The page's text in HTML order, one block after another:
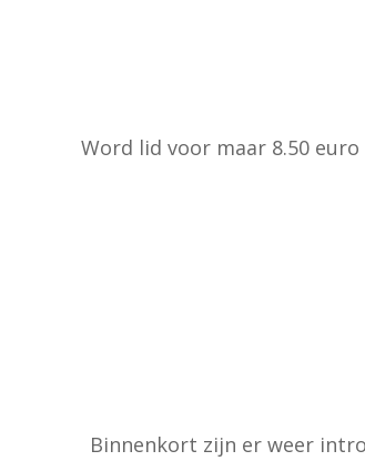
Word lid voor maar 8.50
Binnenkort zijn er weer